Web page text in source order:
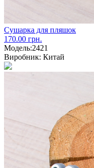
Сушарка для пляшок
170.00 грн.
Модель:2421
Виробник: Китай